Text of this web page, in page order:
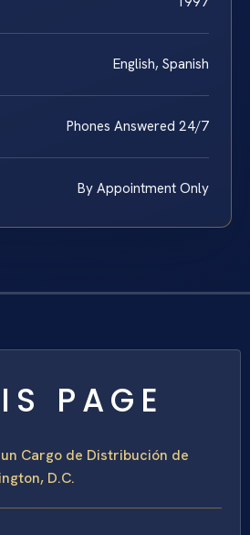
English, Spanish
Phones Answered 24/7
By Appointment Only
PAGE
Cargo de Distribución de
D.C.